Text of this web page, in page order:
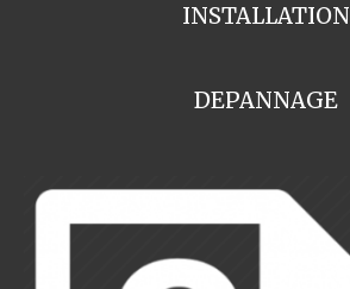
INSTALLATION
DEPANNAGE